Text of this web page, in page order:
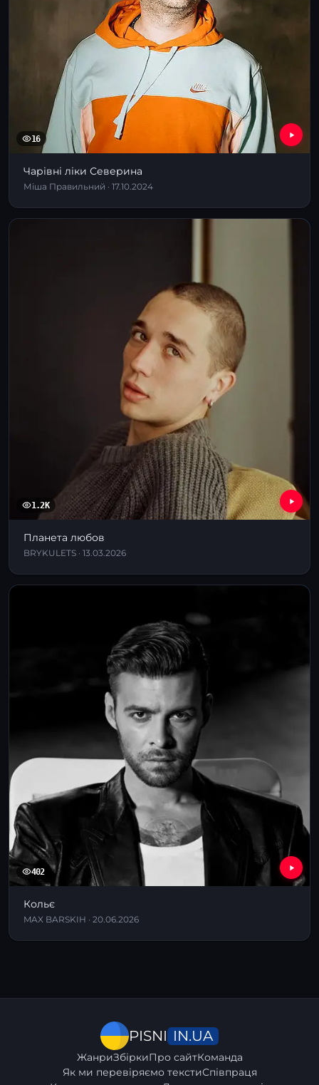
16
Чарівні ліки Северина
Міша Правильний · 17.10.2024
1.2K
Планета любов
BRYKULETS · 13.03.2026
402
Кольє
MAX BARSKIH · 20.06.2026
PISNI IN.UA
ЖанриЗбіркиПро сайтКоманда
Як ми перевіряємо текстиСпівпраця